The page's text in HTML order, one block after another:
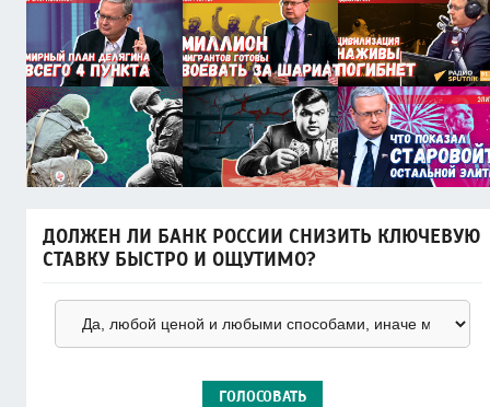
ДОЛЖЕН ЛИ БАНК РОССИИ СНИЗИТЬ КЛЮЧЕВУЮ
СТАВКУ БЫСТРО И ОЩУТИМО?
ГОЛОСОВАТЬ